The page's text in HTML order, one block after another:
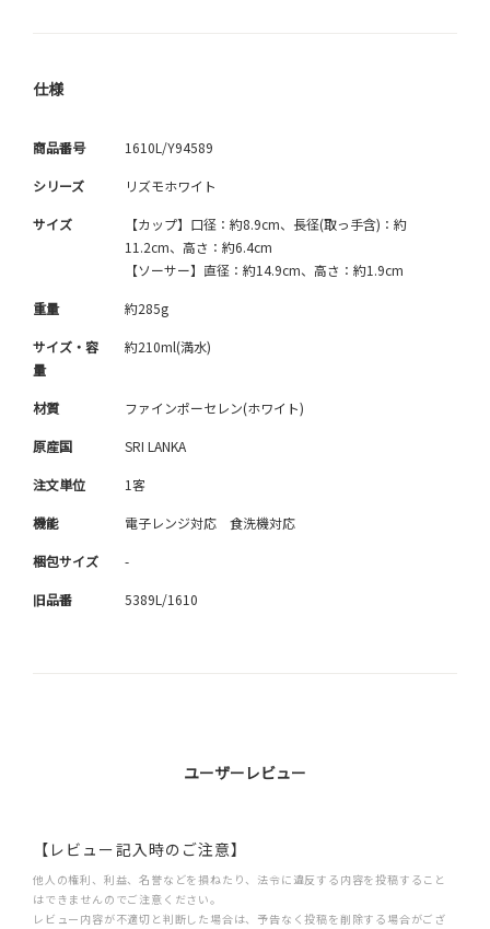
仕様
商品番号 1610L/Y94589
シリーズ リズモホワイト
サイズ
【カップ】口径：約8.9cm、長径(取っ手含)：約
11.2cm、高さ：約6.4cm
【ソーサー】直径：約14.9cm、高さ：約1.9cm
重量 約285g
サイズ・容
量
約210ml(満水)
材質 ファインポーセレン(ホワイト)
原産国 SRI LANKA
注文単位 1客
機能 電子レンジ対応 食洗機対応
梱包サイズ -
旧品番 5389L/1610
ユーザーレビュー
【レビュー記入時のご注意】
他人の権利、利益、名誉などを損ねたり、法令に違反する内容を投稿すること
はできませんのでご注意ください。
レビュー内容が不適切と判断した場合は、予告なく投稿を削除する場合がござ